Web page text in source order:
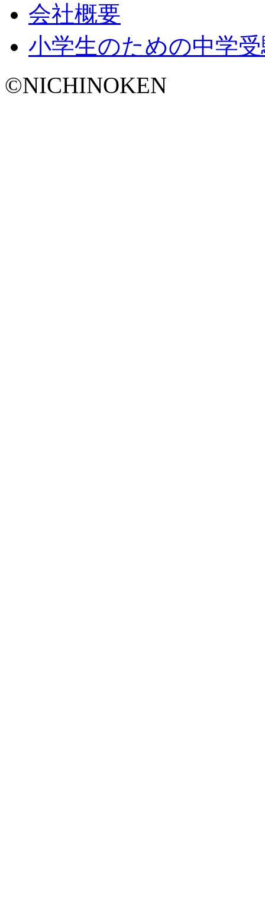
会社概要
小学生のための中学
©NICHINOKEN